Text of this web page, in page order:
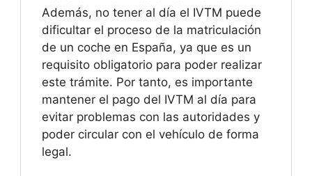
Además, no tener al día el IVTM puede
dificultar el proceso de la matriculación
de un coche en España, ya que es un
requisito obligatorio para poder realizar
este trámite. Por tanto, es importante
mantener el pago del IVTM al día para
evitar problemas con las autoridades y
poder circular con el vehículo de forma
legal.